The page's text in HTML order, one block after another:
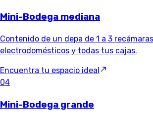
Mini-Bodega mediana
Contenido de un depa de 1 a 3
electrodomésticos y todas tus cajas.
Encuentra tu espacio ideal
04
Mini-Bodega grande